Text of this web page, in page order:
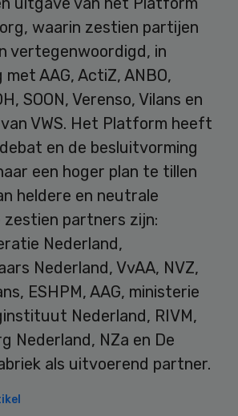
waarin zestien partijen
vertegenwoordigd, in
AAG, ActiZ, ANBO,
SOON, Verenso, Vilans en
VWS. Het Platform heeft
en de besluitvorming
een hoger plan te tillen
heldere en neutrale
zestien partners zijn:
Nederland,
Nederland, VvAA, NVZ,
ESHPM, AAG, ministerie
Nederland, RIVM,
Nederland, NZa en De
als uitvoerend partner.